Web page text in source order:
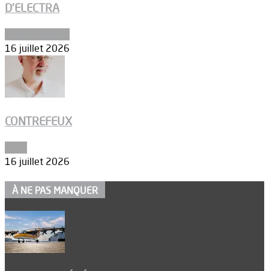
D’ELECTRA
16 juillet 2026
CONTREFEUX
16 juillet 2026
À NE PAS MANQUER